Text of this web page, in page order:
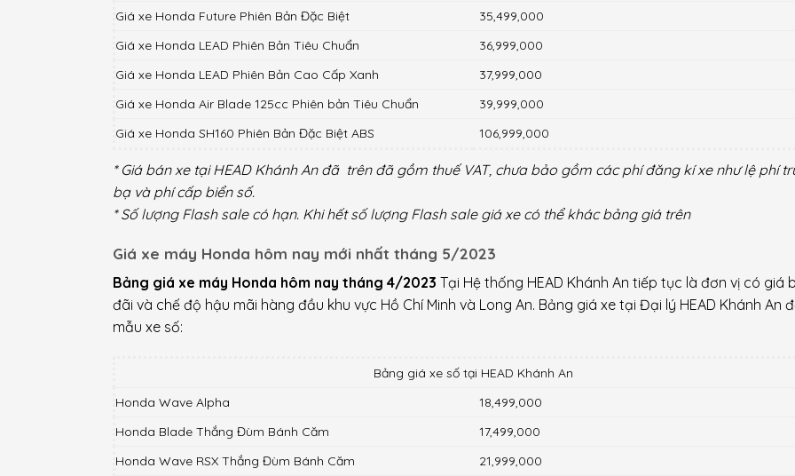
Giá xe Honda Future Phiên Bản Đặc Biệt
35,499,000
Giá xe Honda LEAD Phiên Bản Tiêu Chuẩn
36,999,000
Giá xe Honda LEAD Phiên Bản Cao Cấp Xanh
37,999,000
Giá xe Honda Air Blade 125cc Phiên bản Tiêu Chuẩn
39,999,000
Giá xe Honda SH160 Phiên Bản Đặc Biệt ABS
106,999,000
* Giá bán xe tại HEAD Khánh An đã trên đã gồm thuế VAT, chưa bảo gồm các phí đăng kí xe như lệ phí
bạ và phí cấp biển số.
* Số lượng Flash sale có hạn. Khi hết số lượng Flash sale giá xe có thể khác bảng giá trên
Giá xe máy Honda hôm nay mới nhất tháng 5/2023
Bảng giá xe máy Honda hôm nay tháng 4/2023 Tại Hệ thống HEAD Khánh An tiếp tục là đơn vị có giá
đãi và chế độ hậu mãi hàng đầu khu vực Hồ Chí Minh và Long An. Bảng giá xe tại Đại lý HEAD Khánh An
mẫu xe số:
Bảng giá xe số tại HEAD Khánh An
Honda Wave Alpha
18,499,000
Honda Blade Thắng Đùm Bánh Căm
17,499,000
Honda Wave RSX Thắng Đùm Bánh Căm
21,999,000